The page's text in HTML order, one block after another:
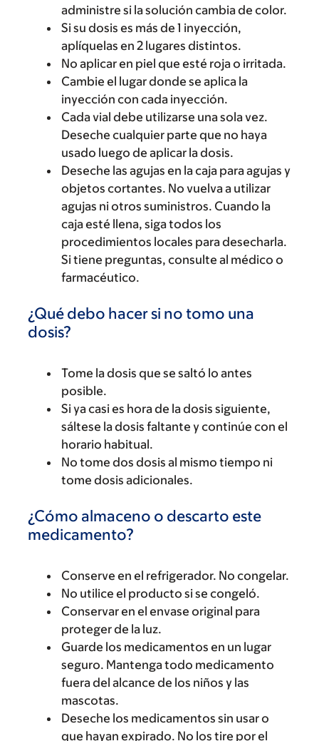
administre si la solución cambia de color.
Si su dosis es más de 1 inyección,
aplíquelas en 2 lugares distintos.
No aplicar en piel que esté roja o irritada.
Cambie el lugar donde se aplica la
inyección con cada inyección.
Cada vial debe utilizarse una sola vez.
Deseche cualquier parte que no haya
usado luego de aplicar la dosis.
Deseche las agujas en la caja para agujas y
objetos cortantes. No vuelva a utilizar
agujas ni otros suministros. Cuando la
caja esté llena, siga todos los
procedimientos locales para desecharla.
Si tiene preguntas, consulte al médico o
farmacéutico.
¿Qué debo hacer si no tomo una
dosis?
Tome la dosis que se saltó lo antes
posible.
Si ya casi es hora de la dosis siguiente,
sáltese la dosis faltante y continúe con el
horario habitual.
No tome dos dosis al mismo tiempo ni
tome dosis adicionales.
¿Cómo almaceno o descarto este
medicamento?
Conserve en el refrigerador. No congelar.
No utilice el producto si se congeló.
Conservar en el envase original para
proteger de la luz.
Guarde los medicamentos en un lugar
seguro. Mantenga todo medicamento
fuera del alcance de los niños y las
mascotas.
Deseche los medicamentos sin usar o
que hayan expirado. No los tire por el